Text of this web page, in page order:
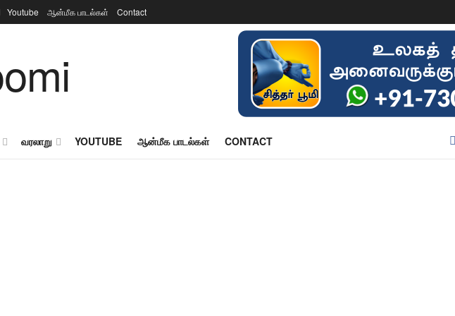
Youtube ஆன்மீக பாடல்கள் Contact
வரலாறு YOUTUBE ஆன்மீக பாடல்கள் CONTACT